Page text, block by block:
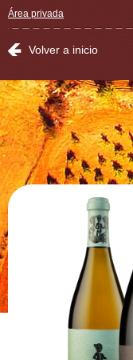
Área privada
Volver a inicio